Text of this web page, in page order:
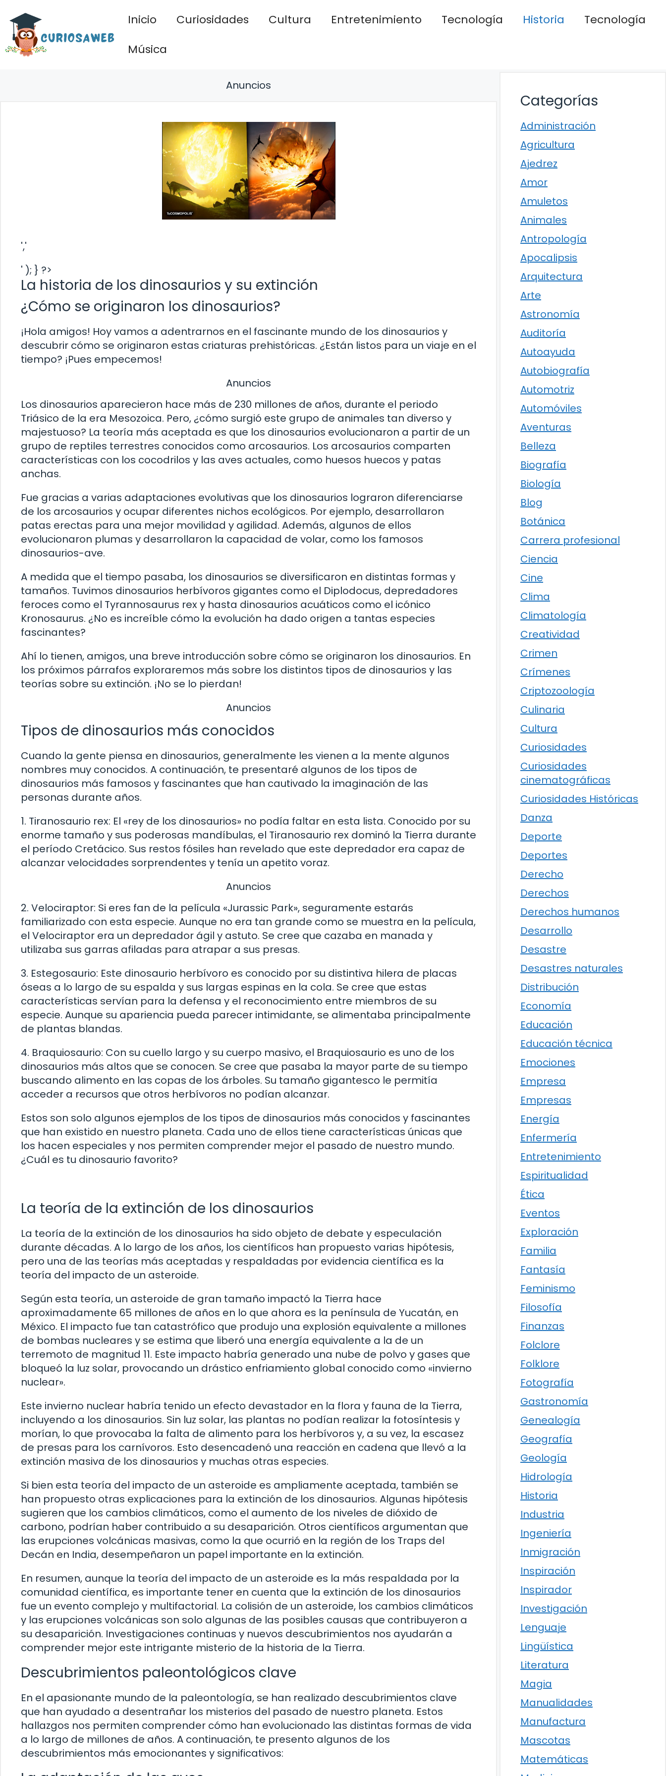
contenido
Inicio Curiosidades Cultura Entretenimiento Tecnología Historia
Tecnología
Música
Anuncios
','
' ); } ?>
La historia de los dinosaurios y su extinción
¿Cómo se originaron los dinosaurios?
¡Hola amigos! Hoy vamos a adentrarnos en el fascinante mundo de los dinosaurios y
descubrir cómo se originaron estas criaturas prehistóricas. ¿Están listos para un viaje en el
tiempo? ¡Pues empecemos!
Anuncios
Los dinosaurios aparecieron hace más de 230 millones de años, durante el periodo
Triásico de la era Mesozoica. Pero, ¿cómo surgió este grupo de animales tan diverso y
majestuoso? La teoría más aceptada es que los dinosaurios evolucionaron a partir de un
grupo de reptiles terrestres conocidos como arcosaurios. Los arcosaurios comparten
características con los cocodrilos y las aves actuales, como huesos huecos y patas
anchas.
Fue gracias a varias adaptaciones evolutivas que los dinosaurios lograron diferenciarse
de los arcosaurios y ocupar diferentes nichos ecológicos. Por ejemplo, desarrollaron
patas erectas para una mejor movilidad y agilidad. Además, algunos de ellos
evolucionaron plumas y desarrollaron la capacidad de volar, como los famosos
dinosaurios-ave.
A medida que el tiempo pasaba, los dinosaurios se diversificaron en distintas formas y
tamaños. Tuvimos dinosaurios herbívoros gigantes como el Diplodocus, depredadores
feroces como el Tyrannosaurus rex y hasta dinosaurios acuáticos como el icónico
Kronosaurus. ¿No es increíble cómo la evolución ha dado origen a tantas especies
fascinantes?
Ahí lo tienen, amigos, una breve introducción sobre cómo se originaron los dinosaurios. En
los próximos párrafos exploraremos más sobre los distintos tipos de dinosaurios y las
teorías sobre su extinción. ¡No se lo pierdan!
Anuncios
Tipos de dinosaurios más conocidos
Cuando la gente piensa en dinosaurios, generalmente les vienen a la mente algunos
nombres muy conocidos. A continuación, te presentaré algunos de los tipos de
dinosaurios más famosos y fascinantes que han cautivado la imaginación de las
personas durante años.
1. Tiranosaurio rex: El «rey de los dinosaurios» no podía faltar en esta lista. Conocido por su
enorme tamaño y sus poderosas mandíbulas, el Tiranosaurio rex dominó la Tierra durante
el período Cretácico. Sus restos fósiles han revelado que este depredador era capaz de
alcanzar velocidades sorprendentes y tenía un apetito voraz.
Anuncios
2. Velociraptor: Si eres fan de la película «Jurassic Park», seguramente estarás
familiarizado con esta especie. Aunque no era tan grande como se muestra en la película,
el Velociraptor era un depredador ágil y astuto. Se cree que cazaba en manada y
utilizaba sus garras afiladas para atrapar a sus presas.
3. Estegosaurio: Este dinosaurio herbívoro es conocido por su distintiva hilera de placas
óseas a lo largo de su espalda y sus largas espinas en la cola. Se cree que estas
características servían para la defensa y el reconocimiento entre miembros de su
especie. Aunque su apariencia pueda parecer intimidante, se alimentaba principalmente
de plantas blandas.
4. Braquiosaurio: Con su cuello largo y su cuerpo masivo, el Braquiosaurio es uno de los
dinosaurios más altos que se conocen. Se cree que pasaba la mayor parte de su tiempo
buscando alimento en las copas de los árboles. Su tamaño gigantesco le permitía
acceder a recursos que otros herbívoros no podían alcanzar.
Estos son solo algunos ejemplos de los tipos de dinosaurios más conocidos y fascinantes
que han existido en nuestro planeta. Cada uno de ellos tiene características únicas que
los hacen especiales y nos permiten comprender mejor el pasado de nuestro mundo.
¿Cuál es tu dinosaurio favorito?
La teoría de la extinción de los dinosaurios
La teoría de la extinción de los dinosaurios ha sido objeto de debate y especulación
durante décadas. A lo largo de los años, los científicos han propuesto varias hipótesis,
pero una de las teorías más aceptadas y respaldadas por evidencia científica es la
teoría del impacto de un asteroide.
Según esta teoría, un asteroide de gran tamaño impactó la Tierra hace
aproximadamente 65 millones de años en lo que ahora es la península de Yucatán, en
México. El impacto fue tan catastrófico que produjo una explosión equivalente a millones
de bombas nucleares y se estima que liberó una energía equivalente a la de un
terremoto de magnitud 11. Este impacto habría generado una nube de polvo y gases que
bloqueó la luz solar, provocando un drástico enfriamiento global conocido como «invierno
nuclear».
Este invierno nuclear habría tenido un efecto devastador en la flora y fauna de la Tierra,
incluyendo a los dinosaurios. Sin luz solar, las plantas no podían realizar la fotosíntesis y
morían, lo que provocaba la falta de alimento para los herbívoros y, a su vez, la escasez
de presas para los carnívoros. Esto desencadenó una reacción en cadena que llevó a la
extinción masiva de los dinosaurios y muchas otras especies.
Si bien esta teoría del impacto de un asteroide es ampliamente aceptada, también se
han propuesto otras explicaciones para la extinción de los dinosaurios. Algunas hipótesis
sugieren que los cambios climáticos, como el aumento de los niveles de dióxido de
carbono, podrían haber contribuido a su desaparición. Otros científicos argumentan que
las erupciones volcánicas masivas, como la que ocurrió en la región de los Traps del
Decán en India, desempeñaron un papel importante en la extinción.
En resumen, aunque la teoría del impacto de un asteroide es la más respaldada por la
comunidad científica, es importante tener en cuenta que la extinción de los dinosaurios
fue un evento complejo y multifactorial. La colisión de un asteroide, los cambios climáticos
y las erupciones volcánicas son solo algunas de las posibles causas que contribuyeron a
su desaparición. Investigaciones continuas y nuevos descubrimientos nos ayudarán a
comprender mejor este intrigante misterio de la historia de la Tierra.
Descubrimientos paleontológicos clave
En el apasionante mundo de la paleontología, se han realizado descubrimientos clave
que han ayudado a desentrañar los misterios del pasado de nuestro planeta. Estos
hallazgos nos permiten comprender cómo han evolucionado las distintas formas de vida
a lo largo de millones de años. A continuación, te presento algunos de los
descubrimientos más emocionantes y significativos:
Categorías
Administración
Agricultura
Ajedrez
Amor
Amuletos
Animales
Antropología
Apocalipsis
Arquitectura
Arte
Astronomía
Auditoría
Autoayuda
Autobiografía
Automotriz
Automóviles
Aventuras
Belleza
Biografía
Biología
Blog
Botánica
Carrera profesional
Ciencia
Cine
Clima
Climatología
Creatividad
Crimen
Crímenes
Criptozoología
Culinaria
Cultura
Curiosidades
Curiosidades
cinematográficas
Curiosidades Históricas
Danza
Deporte
Deportes
Derecho
Derechos
Derechos humanos
Desarrollo
Desastre
Desastres naturales
Distribución
Economía
Educación
Educación técnica
Emociones
Empresa
Empresas
Energía
Enfermería
Entretenimiento
Espiritualidad
Ética
Eventos
Exploración
Familia
Fantasía
Feminismo
Filosofía
Finanzas
Folclore
Folklore
Fotografía
Gastronomía
Genealogía
Geografía
Geología
Hidrología
Historia
Industria
Ingeniería
Inmigración
Inspiración
Inspirador
Investigación
Lenguaje
Lingüística
Literatura
Magia
Manualidades
Manufactura
Mascotas
Matemáticas